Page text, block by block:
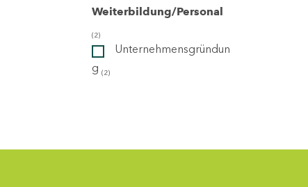
Weiterbildung/Personal
(2)
Unternehmensgründun
g (2)